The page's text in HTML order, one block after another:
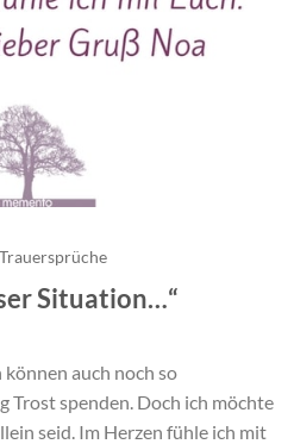
Trauersprüche
Situation…“
auch noch so
Trost spenden. Doch ich möchte
seid. Im Herzen fühle ich mit